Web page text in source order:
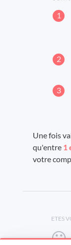
Une fois
qu'entre 1
votre
ETES